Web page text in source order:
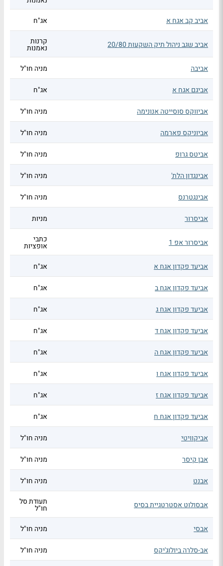
אביב קב אגח א
אג"ח
אביב שגב ניהול תיק השקעות 20/80 קרנות
נאמנות
אביבה
מניה חו"ל
אביגם אגח א אג"ח
אביווקס סוסייטה אנונימה מניה חו"ל
אביוניקס פארמה מניה חו"ל
אביטס גרופ מניה חו"ל
אבינגדון הלת' מניה חו"ל
אבינגטרנס מניה חו"ל
אביסרור מניות
אביסרור אפ 1 כתבי
אופציות
אביעד פקדון אגח א
אג"ח
אביעד פקדון אגח ב אג"ח
אביעד פקדון אגח ג אג"ח
אביעד פקדון אגח ד אג"ח
אביעד פקדון אגח ה אג"ח
אביעד פקדון אגח ו אג"ח
אביעד פקדון אגח ז אג"ח
אביעד פקדון אגח ח אג"ח
אביקוויטי מניה חו"ל
אבן קיסר מניה חו"ל
אבנט מניה חו"ל
אבסולוט אסטרטגיית בסיס תעודת סל
חו"ל
אבסי
מניה חו"ל
אב-סלרה ביולוג'יקס מניה חו"ל